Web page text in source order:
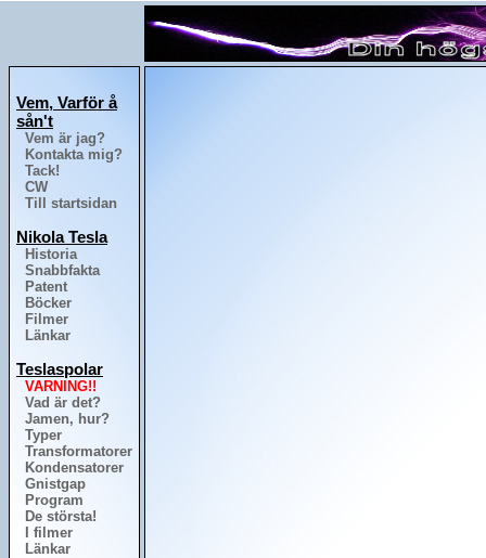
Vem, Varför å
sån't
Vem är jag?
Kontakta mig?
Tack!
CW
Till startsidan
Nikola Tesla
Historia
Snabbfakta
Patent
Böcker
Filmer
Länkar
Teslaspolar
VARNING!!
Vad är det?
Jamen, hur?
Typer
Transformatorer
Kondensatorer
Gnistgap
Program
De största!
I filmer
Länkar